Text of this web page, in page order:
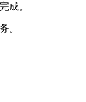
成。
。